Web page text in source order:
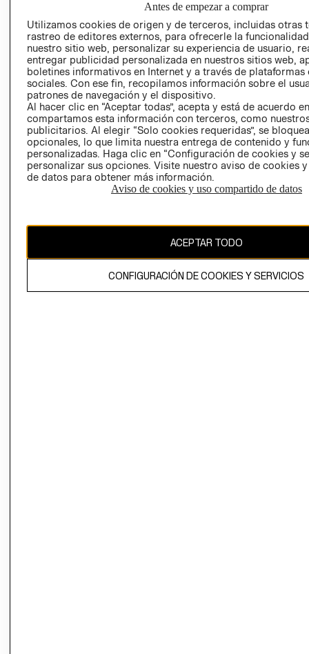
PRENSA
RELACIÓN CON
INVERSIONISTAS
POLÍTICA
EMPRESARIAL
- RETIRO EN
TIENDA
TÉRMINOS Y
CONDICIONES
PRIVACIDAD
GIFT CARD
AVISO DE
COOKIES
Uruguay ($U)
Antes de empezar a comprar
Utilizamos cookies de origen y de terceros, incluidas otras
rastreo de editores externos, para ofrecerle la
nuestro sitio web, personalizar su experiencia de usuario,
entregar publicidad personalizada en nuestros sitios web,
boletines informativos en Internet y a través de plataformas
sociales. Con ese fin, recopilamos información sobre el
patrones de navegación y el dispositivo.
Al hacer clic en “Aceptar todas”, acepta y está de acuerdo
compartamos esta información con terceros, como
publicitarios. Al elegir “Solo cookies requeridas”, se
opcionales, lo que limita nuestra entrega de contenido y
personalizadas. Haga clic en “Configuración de cookies y
personalizar sus opciones. Visite nuestro aviso de cookies
de datos para obtener más información.
Aviso de cookies y uso compartido de datos
ACEPTAR TODO
CONFIGURACIÓN DE COOKIES Y SERVICIOS